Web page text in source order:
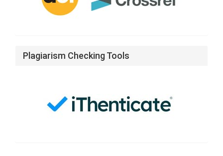
Plagiarism Checking Tools